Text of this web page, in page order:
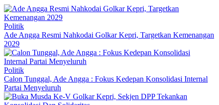
Politik
Ade Angga Resmi Nahkodai Golkar Kepri, Targetkan Kemenangan
2029
Politik
Calon Tunggal, Ade Angga : Fokus Kedepan Konsolidasi Internal
Partai Menyeluruh